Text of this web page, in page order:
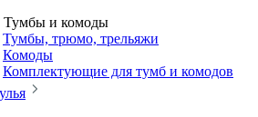
Тумбы и комоды
Тумбы, трюмо, трельяжи
Комоды
Комплектующие для тумб и комодов